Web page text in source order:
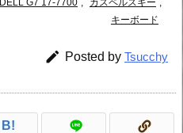
DELL G7 17-7700 , カスペルスキー ,
キーボード
 Posted by Tsucchy
B!